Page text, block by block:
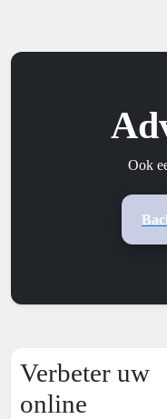
Ook
Verbeter uw
online